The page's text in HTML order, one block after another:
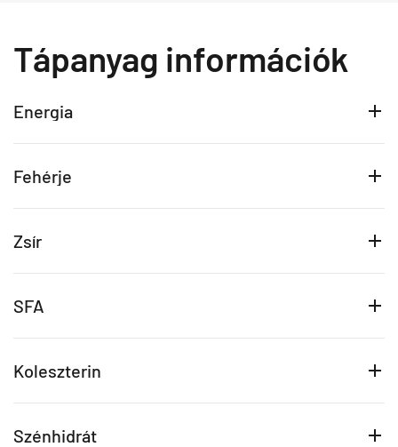
Tápanyag információk
Energia
Fehérje
Zsír
SFA
Koleszterin
Szénhidrát